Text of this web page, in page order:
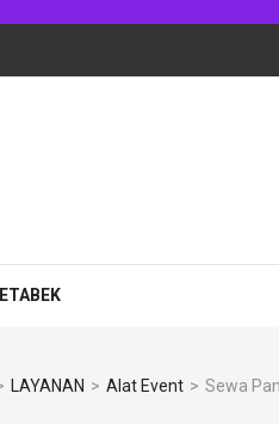
LAYANAN > Alat Event > Sewa